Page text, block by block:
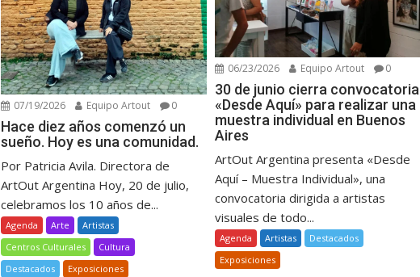
07/19/2026 Equipo Artout 0
Hace diez años comenzó un
sueño. Hoy es una comunidad.
Por Patricia Avila. Directora de
ArtOut Argentina Hoy, 20 de julio,
celebramos los 10 años de...
Agenda Arte
Artistas
Centros Culturales
Cultura
Destacados
Exposiciones
06/23/2026 Equipo Artout 0
30 de junio cierra convocatoria
«Desde Aquí» para realizar una
muestra individual en Buenos
Aires
ArtOut Argentina presenta «Desde
Aquí – Muestra Individual», una
convocatoria dirigida a artistas
visuales de todo...
Agenda Artistas
Destacados
Exposiciones